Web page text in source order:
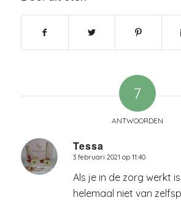
7
ANTWOORDEN
Tessa
zegt:
3 februari 2021 op 11:40
Als je in de zorg werkt
helemaal niet van